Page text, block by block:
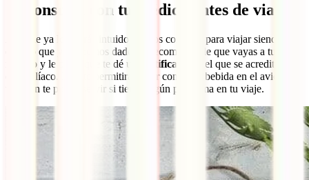
7. Consulta con tu médico antes de viajar
Aunque ya lo habrás intuido con los consejos para viajar siendo
celíaco que ya te hemos dado, es recomendable que vayas a tu
médico y le pidas que te dé un
certificado
en el que se acredite que
eres celíaco. Esto te permitirá llevar comida y bebida en el avión y
también te puede servir si tienes algún problema en tu viaje.